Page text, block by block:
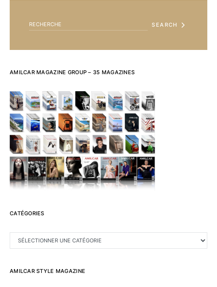
SEARCH
AMILCAR MAGAZINE GROUP – 35 MAGAZINES
CATÉGORIES
AMILCAR STYLE MAGAZINE